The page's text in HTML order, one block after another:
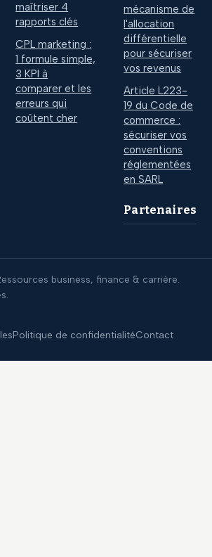
maîtriser 4
rapports clés
CPL marketing :
1 formule simple,
3 KPI à
comparer et les
erreurs qui
coûtent cher
mécanisme de
l'allocation
différentielle
pour sécuriser
vos revenus
Article L223-
19 du Code de
commerce :
sécuriser vos
conventions
réglementées
en SARL
Partenaires
business, finance & carrière.
Politique de confidentialitéContact